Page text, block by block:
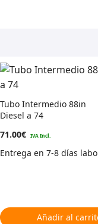
Tubo Intermedio 88in
Diesel a 74
71.00€
Añadir al